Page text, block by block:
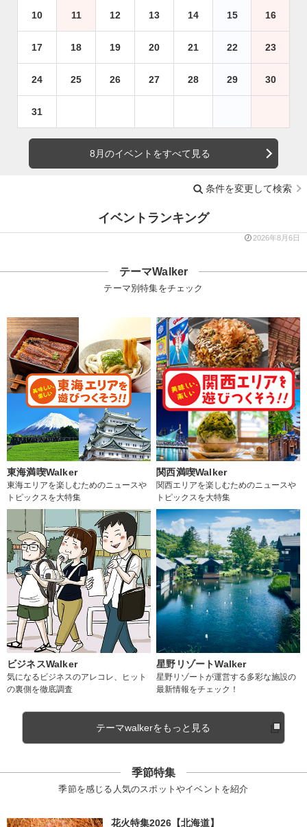
10 11 12 13 14 15 16
17 18 19 20 21 22 23
24 25 26 27 28 29 30
31
8月のイベントをすべて見る
条件を変更して検索
イベントランキング
2026年8月6日
テーマWalker
テーマ別特集をチェック
東海満喫Walker
東海エリアを楽しむためのニュースや
トピックスを大特集
関西満喫Walker
関西エリアを楽しむためのニュースや
トピックスを大特集
ビジネスWalker
気になるビジネスのアレコレ、ヒット
の裏側を徹底調査
星野リゾートWalker
星野リゾートが運営する多彩な施設の
最新情報をチェック！
テーマwalkerをもっと見る
季節特集
季節を感じる人気のスポットやイベントを紹介
花火特集2026【北海道】